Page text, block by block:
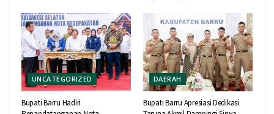
UNCATEGORIZED
Bupati Barru Hadiri
DAERAH
Bupati Barru Apresiasi Dedikasi